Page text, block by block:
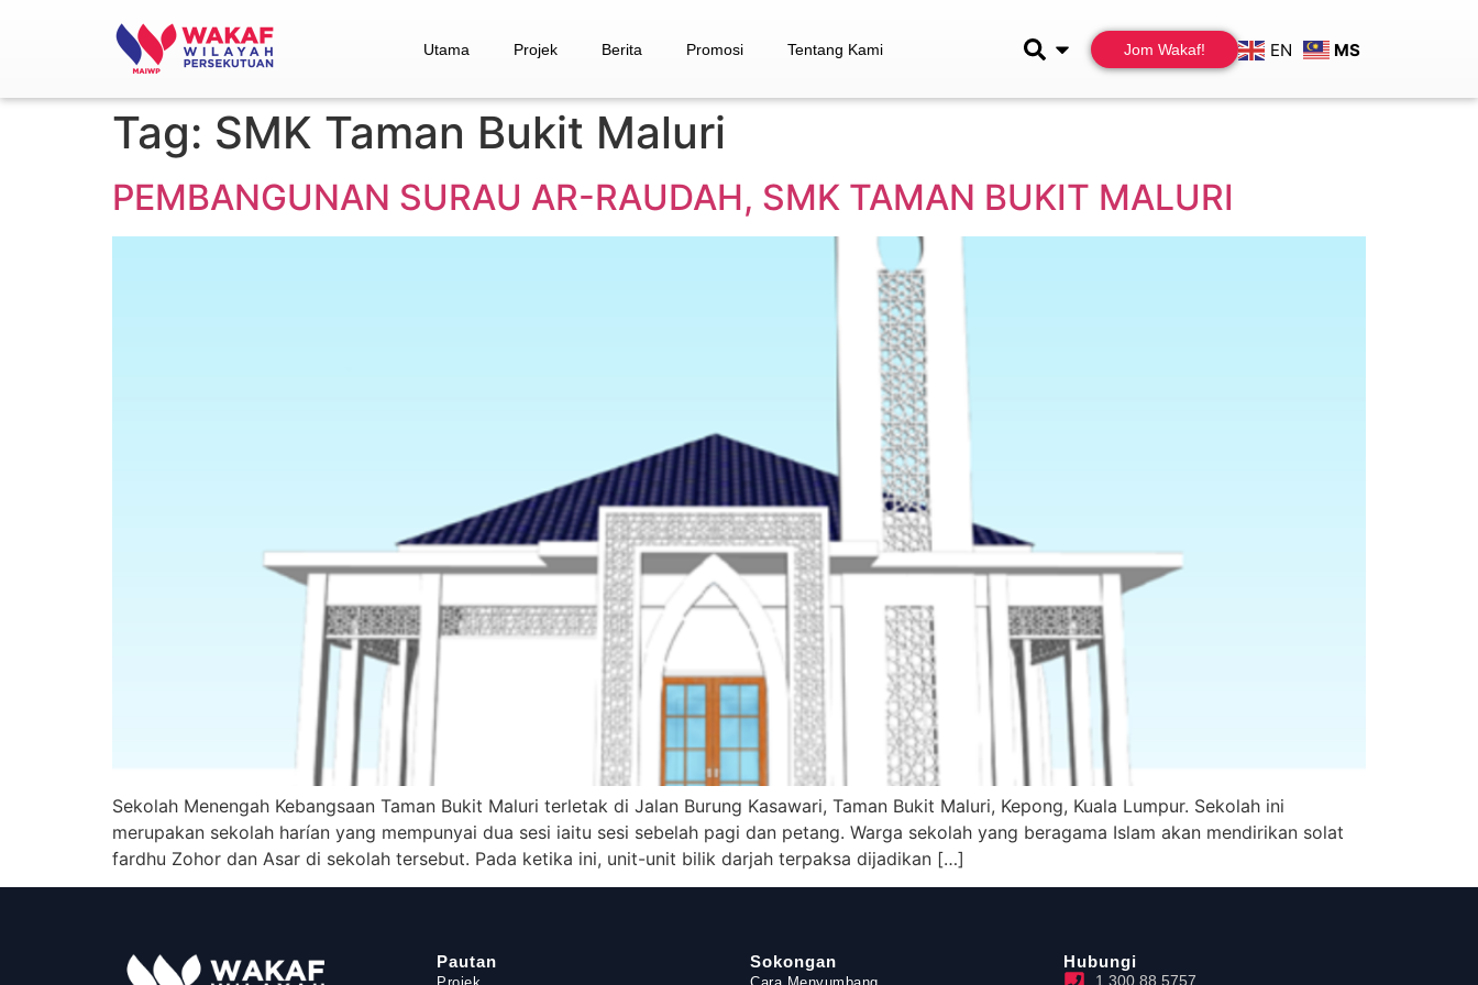
Utama Projek Berita Promosi Tentang Kami Jom Wakaf! EN MS
Tag: SMK Taman Bukit Maluri
PEMBANGUNAN SURAU AR-RAUDAH, SMK TAMAN BUKIT MALURI
Sekolah Menengah Kebangsaan Taman Bukit Maluri terletak di Jalan Burung Kasawari, Taman Bukit Maluri, Kepong, Kuala Lumpur. Sekolah ini
merupakan sekolah harían yang mempunyai dua sesi iaitu sesi sebelah pagi dan petang. Warga sekolah yang beragama Islam akan mendirikan solat
fardhu Zohor dan Asar di sekolah tersebut. Pada ketika ini, unit-unit bilik darjah terpaksa dijadikan […]
Pautan Sokongan Hubungi
1 300 88 5757